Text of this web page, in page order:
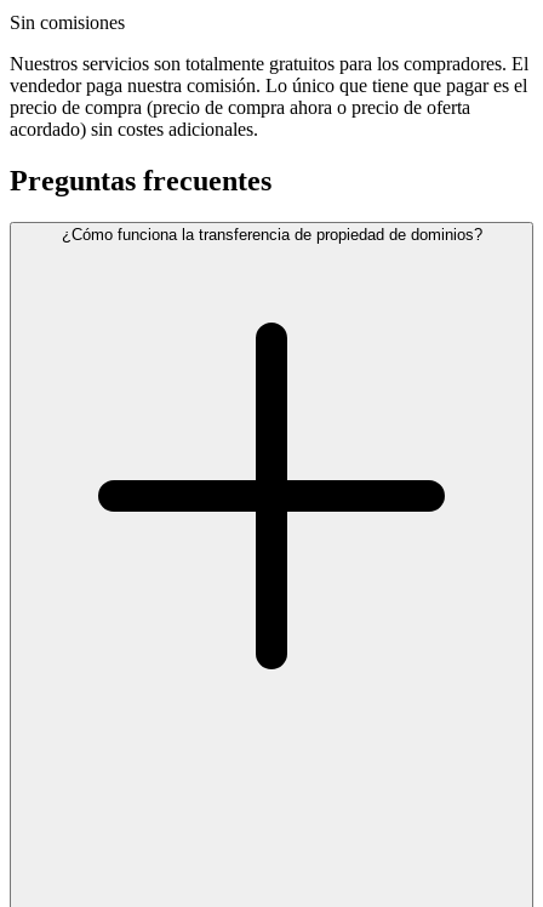
Sin comisiones
Nuestros servicios son totalmente gratuitos para los compradores. El
vendedor paga nuestra comisión. Lo único que tiene que pagar es el
precio de compra (precio de compra ahora o precio de oferta
acordado) sin costes adicionales.
Preguntas frecuentes
¿Cómo funciona la transferencia de propiedad de dominios?